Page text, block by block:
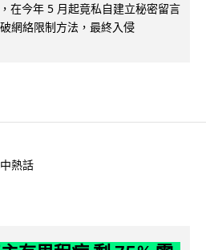
在今年 5 月起竟私自建立秘密留言
網絡限制方法，最終入侵
熱話